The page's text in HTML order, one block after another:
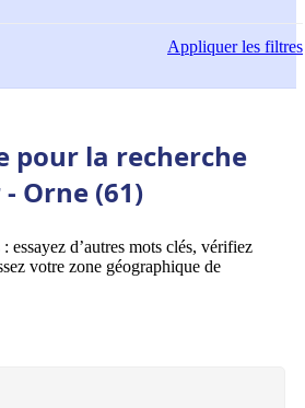
Appliquerles filtres
pour la recherche
Orne (61)
essayez d’autres mots clés, vérifiez
votre zone géographique de